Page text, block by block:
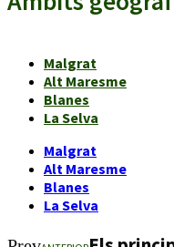
Malgrat
Alt Maresme
Blanes
La Selva
Malgrat
Alt Maresme
Blanes
La Selva